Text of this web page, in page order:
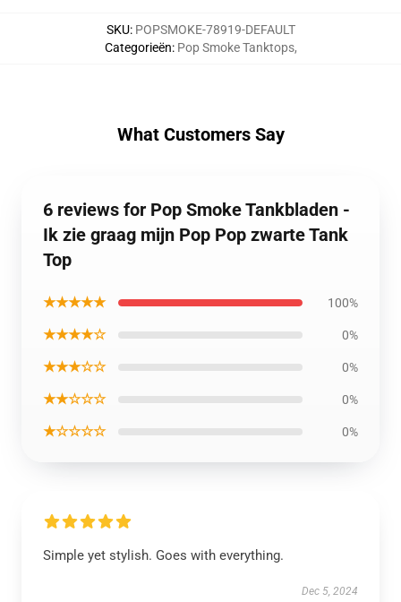
SKU: POPSMOKE-78919-DEFAULT
Categorieën: Pop Smoke Tanktops,
What Customers Say
6 reviews for Pop Smoke Tankbladen -
Ik zie graag mijn Pop Pop zwarte Tank
Top
★★★★★ 100%
★★★★☆ 0%
★★★☆☆ 0%
★★☆☆☆ 0%
★☆☆☆☆ 0%
Simple yet stylish. Goes with everything.
Dec 5, 2024